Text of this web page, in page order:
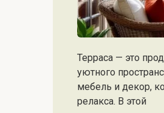
Терраса — это
уютного
мебель и декор,
релакса. В этой